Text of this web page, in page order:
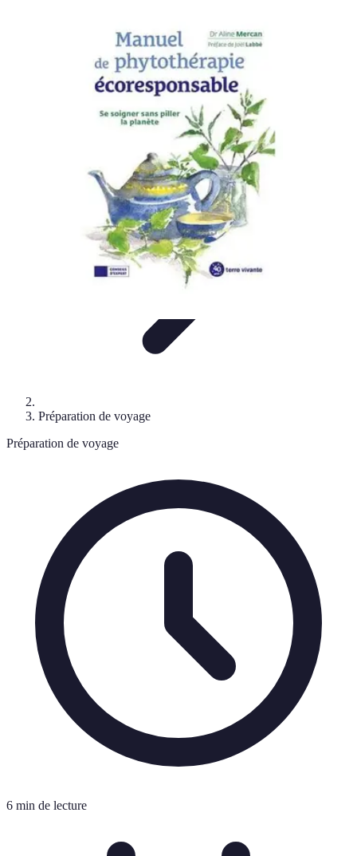
Sécurité en voyage Voyage Écoresponsable
Conseils Pratiques
Globe Explore
Préparation de voyage
Préparation de voyage
6 min de lecture